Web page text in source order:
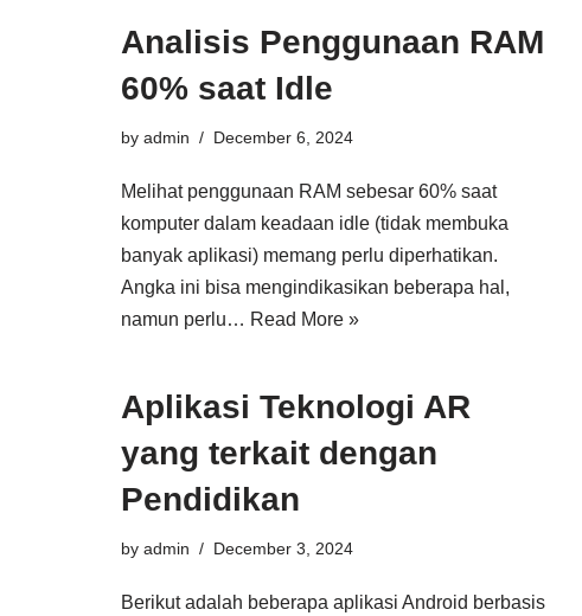
Analisis Penggunaan RAM
60% saat Idle
by admin December 6, 2024
Melihat penggunaan RAM sebesar 60% saat
komputer dalam keadaan idle (tidak membuka
banyak aplikasi) memang perlu diperhatikan.
Angka ini bisa mengindikasikan beberapa hal,
namun perlu… Read More »
Aplikasi Teknologi AR
yang terkait dengan
Pendidikan
by admin December 3, 2024
Berikut adalah beberapa aplikasi Android berbasis